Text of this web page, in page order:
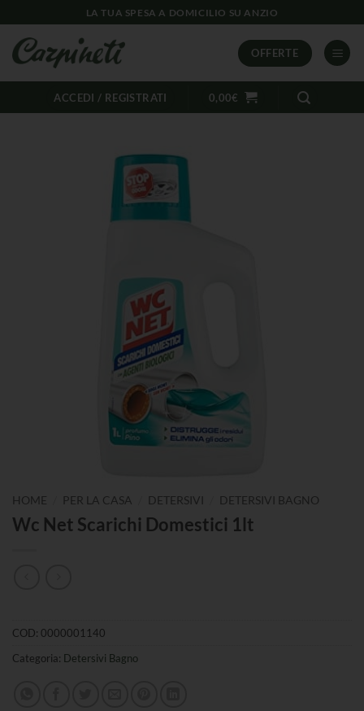
LA TUA SPESA A DOMICILIO SU ANZIO
OFFERTE
ACCEDI / REGISTRATI 0,00€
HOME PER LA CASA DETERSIVI DETERSIVI BAGNO
Wc Net Scarichi Domestici 1lt
COD: 0000001140
Categoria: Detersivi Bagno